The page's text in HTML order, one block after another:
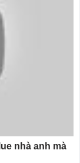
nhà anh mà